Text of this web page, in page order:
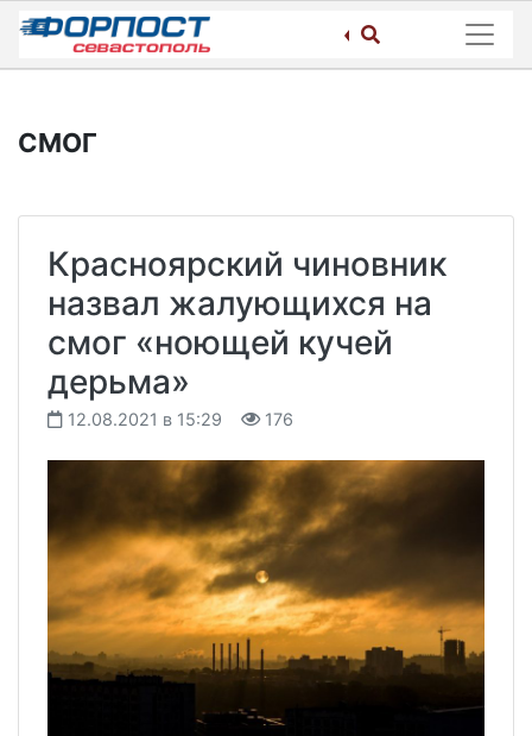
Skip
content
СМОГ
Красноярский чиновник
назвал жалующихся на
смог «ноющей кучей
дерьма»
12.08.2021 в 15:29 176